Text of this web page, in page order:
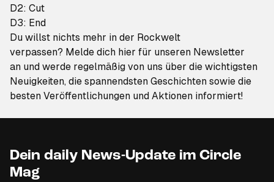
D2: Cut
D3: End
Du willst nichts mehr in der Rockwelt
verpassen? Melde dich hier für unseren Newsletter
an und werde regelmäßig von uns über die wichtigsten
Neuigkeiten, die spannendsten Geschichten sowie die
besten Veröffentlichungen und Aktionen informiert!
Dein daily News-Update im Circle
Mag